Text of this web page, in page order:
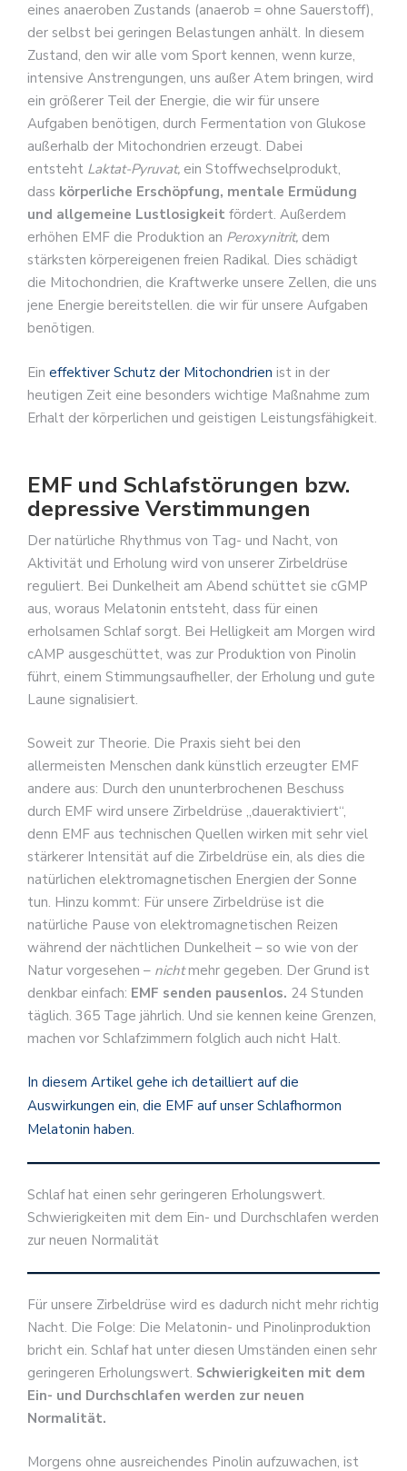
eines anaeroben Zustands (anaerob = ohne Sauerstoff),
der selbst bei geringen Belastungen anhält. In diesem
Zustand, den wir alle vom Sport kennen, wenn kurze,
intensive Anstrengungen, uns außer Atem bringen, wird
ein größerer Teil der Energie, die wir für unsere
Aufgaben benötigen, durch Fermentation von Glukose
außerhalb der Mitochondrien erzeugt. Dabei
entsteht Laktat-Pyruvat, ein Stoffwechselprodukt,
dass körperliche Erschöpfung, mentale Ermüdung
und allgemeine Lustlosigkeit fördert. Außerdem
erhöhen EMF die Produktion an Peroxynitrit, dem
stärksten körpereigenen freien Radikal. Dies schädigt
die Mitochondrien, die Kraftwerke unsere Zellen, die uns
jene Energie bereitstellen. die wir für unsere Aufgaben
benötigen.
Ein effektiver Schutz der Mitochondrien ist in der
heutigen Zeit eine besonders wichtige Maßnahme zum
Erhalt der körperlichen und geistigen Leistungsfähigkeit.
EMF und Schlafstörungen bzw.
depressive Verstimmungen
Der natürliche Rhythmus von Tag- und Nacht, von
Aktivität und Erholung wird von unserer Zirbeldrüse
reguliert. Bei Dunkelheit am Abend schüttet sie cGMP
aus, woraus Melatonin entsteht, dass für einen
erholsamen Schlaf sorgt. Bei Helligkeit am Morgen wird
cAMP ausgeschüttet, was zur Produktion von Pinolin
führt, einem Stimmungsaufheller, der Erholung und gute
Laune signalisiert.
Soweit zur Theorie. Die Praxis sieht bei den
allermeisten Menschen dank künstlich erzeugter EMF
andere aus: Durch den ununterbrochenen Beschuss
durch EMF wird unsere Zirbeldrüse „daueraktiviert“,
denn EMF aus technischen Quellen wirken mit sehr viel
stärkerer Intensität auf die Zirbeldrüse ein, als dies die
natürlichen elektromagnetischen Energien der Sonne
tun. Hinzu kommt: Für unsere Zirbeldrüse ist die
natürliche Pause von elektromagnetischen Reizen
während der nächtlichen Dunkelheit – so wie von der
Natur vorgesehen – nichtmehr gegeben. Der Grund ist
denkbar einfach: EMF senden pausenlos. 24 Stunden
täglich. 365 Tage jährlich. Und sie kennen keine Grenzen,
machen vor Schlafzimmern folglich auch nicht Halt.
In diesem Artikel gehe ich detailliert auf die
Auswirkungen ein, die EMF auf unser Schlafhormon
Melatonin haben.
Schlaf hat einen sehr geringeren Erholungswert.
Schwierigkeiten mit dem Ein- und Durchschlafen werden
zur neuen Normalität
Für unsere Zirbeldrüse wird es dadurch nicht mehr richtig
Nacht. Die Folge: Die Melatonin- und Pinolinproduktion
bricht ein. Schlaf hat unter diesen Umständen einen sehr
geringeren Erholungswert. Schwierigkeiten mit dem
Ein- und Durchschlafen werden zur neuen
Normalität.
Morgens ohne ausreichendes Pinolin aufzuwachen, ist